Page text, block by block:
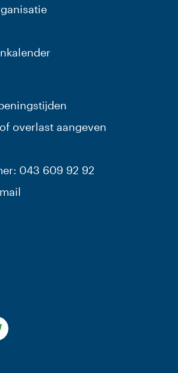
overlast aangeven
043 609 92 92
naar een externe website)
gaat naar een externe website)
(Deze link gaat naar een externe